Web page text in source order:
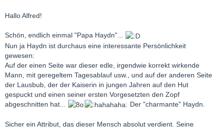
Hallo Alfred!
Schön, endlich einmal "Papa Haydn"...
Nun ja Haydn ist durchaus eine interessante Persönlichkeit
gewesen:
Auf der einen Seite war dieser edle, irgendwie korrekt wirkende
Mann, mit geregeltem Tagesablauf usw., und auf der anderen Seite
der Lausbub, der der Kaiserin in jungen Jahren auf den Hut
gespuckt und einen seiner ersten Vorgesetzten den Zopf
abgeschnitten hat...
Der "charmante" Haydn.
Sicher ein Attribut, das dieser Mensch absolut verdient. Seine